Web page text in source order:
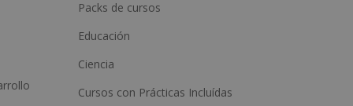
a
v
e
Packs de cursos
Educación
Ciencia
Cursos con Prácticas Incluídas